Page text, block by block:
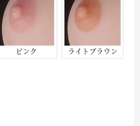
ピンク ライトブラウン